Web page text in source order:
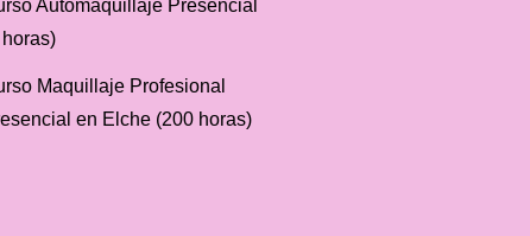
Automaquillaje Presencial
horas)
Maquillaje Profesional
en Elche (200 horas)